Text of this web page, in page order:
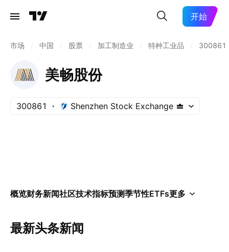
开始
市场 中国 股票 加工制造业 特种工业品 300861
美畅股份
300861 Shenzhen Stock Exchange
概览财务新闻社区技术指标预测季节性ETFs更多
最新头条新闻